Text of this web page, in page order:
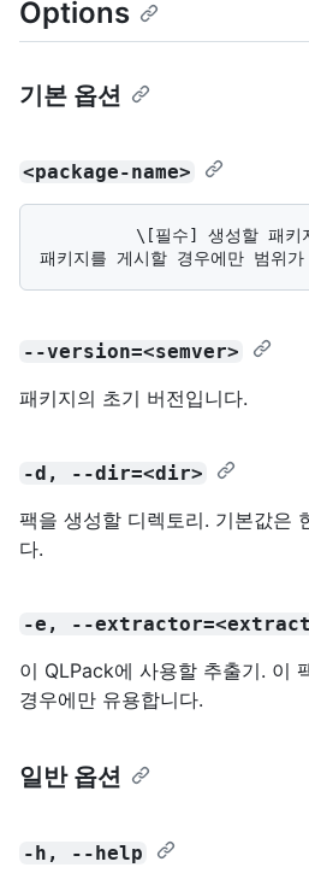
Options
기본 옵션
<package-name>
--version=<semver>
패키지의 초기 버전입니다.
-d, --dir=<dir>
팩을 생성할 디렉토리. 기본값은
다.
-e, --
이 QLPack에 사용할 추출기. 이
경우에만 유용합니다.
일반 옵션
-h, --help